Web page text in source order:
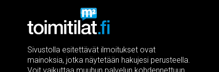
Sivustolla esitettävät ilmoitukset ovat
mainoksia, jotka näytetään hakujesi perusteella.